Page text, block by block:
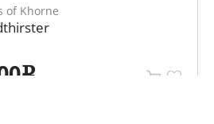
of Khorne
e